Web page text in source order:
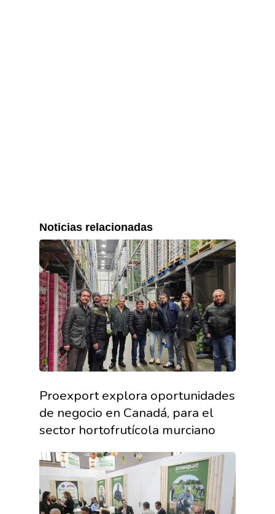
Noticias relacionadas
Proexport explora oportunidades
de negocio en Canadá, para el
sector hortofrutícola murciano
La Asociación
Nuestros Asociados
Responsabilidad Social
Corporativa
Números
Servicios
Empresas
Asociados
Productos
Temas
Actualidad
Agua
AgroCIFRAS
Comunicación 2024